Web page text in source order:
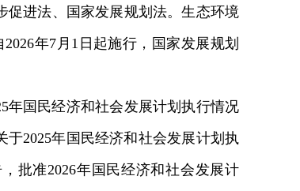
进法、国家发展规划法。生态环境
年7月1日起施行，国家发展规划
国民经济和社会发展计划执行情况
2025年国民经济和社会发展计划执
批准2026年国民经济和社会发展计